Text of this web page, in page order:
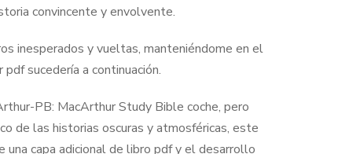
convincente y envolvente.
inesperados y vueltas, manteniéndome en el
sucedería a continuación.
PB: MacArthur Study Bible coche, pero
de las historias oscuras y atmosféricas, este
capa adicional de libro pdf y el desarrollo